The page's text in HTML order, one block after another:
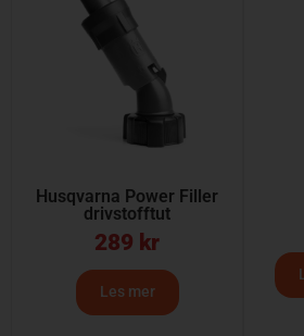
Husqvarna Power Filler
drivstofftut
289 kr
Les mer